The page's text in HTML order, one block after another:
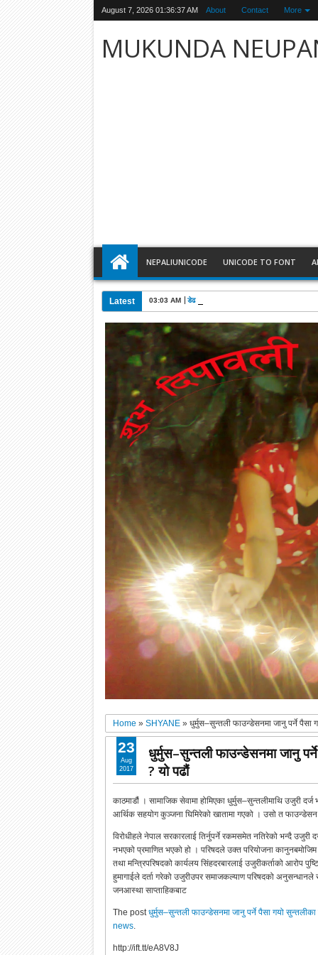
August 7, 2026 01:36:38 AM About Contact More
MUKUNDA
NEPALIUNICODE UNICODE TO FONT
Latest 03:03 AM डेढ महिनामा १९ फरार अभियुक्त पक्राउः दिपक
Home »SHYANE »धुर्मुस–सुन्तली फाउन्डेसनमा जानु पर्ने पैसा
धुर्मुस–सुन्तली फाउन्डेसनमा जानु
? यो पढौं
काठमाडौं । सामाजिक सेवामा होमिएका धुर्मुस–सुन्तलीमाथि उजुरी
आर्थिक सहयोग कुञ्जना घिमिरेको खातामा गएको । उसो त
विरोधीहले नेपाल सरकारलाई तिर्नुपर्ने रकमसमेत नतिरेको भन्दै
नभएको प्रमाणित भएको हो । परिषदले उक्त परियोजना
तथा मन्त्रिपरिषदको कार्यलय सिंहदरबारलाई उजुरीकर्ताको आरोप
हुमागाईले दर्ता गरेको उजुरीउपर समाजकल्याण परिषदको अनुसन्धानले
जनआस्था साप्ताहिकबाट
The postधुर्मुस–सुन्तली फाउन्डेसनमा जानु पर्ने पैसा गयो
news.
http://ift.tt/eA8V8J
23
Aug
2017